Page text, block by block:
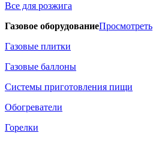
Все для розжига
Газовое оборудованиеПросмотреть
Газовые плитки
Газовые баллоны
Системы приготовления пищи
Обогреватели
Горелки